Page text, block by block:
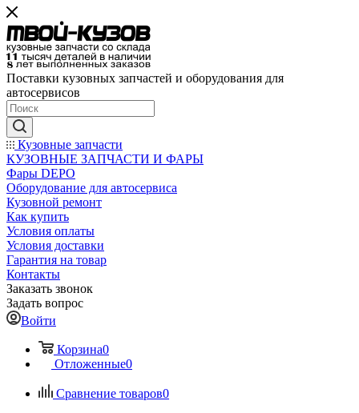
Поставки кузовных запчастей и оборудования для
автосервисов
Кузовные запчасти
КУЗОВНЫЕ ЗАПЧАСТИ И ФАРЫ
Фары DEPO
Оборудование для автосервиса
Кузовной ремонт
Как купить
Условия оплаты
Условия доставки
Гарантия на товар
Контакты
Заказать звонок
Задать вопрос
Войти
Корзина0
Отложенные0
Сравнение товаров0